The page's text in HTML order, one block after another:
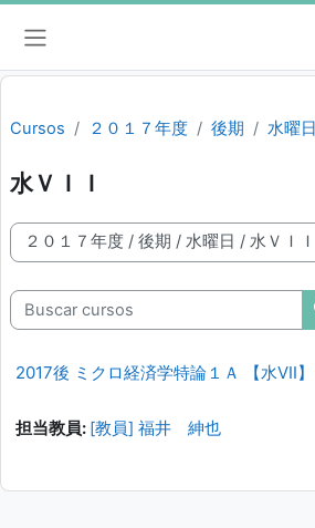
Salta al contenido principal
Cursos ２０１７年度 後期 水曜日
水ＶＩＩ
Categorías
Buscar cursos
2017後 ミクロ経済学特論１Ａ 【水VII】
担当教員: [教員] 福井 紳也